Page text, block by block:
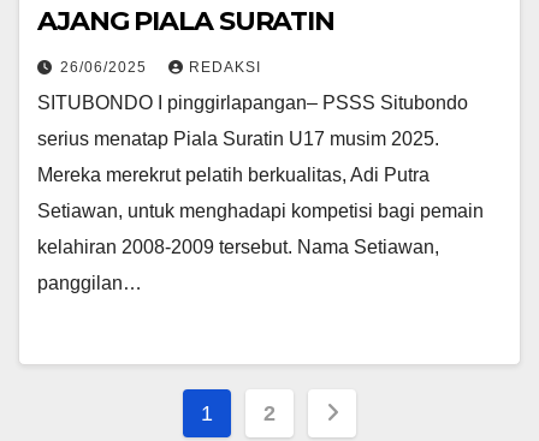
AJANG PIALA SURATIN
26/06/2025 REDAKSI
SITUBONDO I pinggirlapangan– PSSS Situbondo
serius menatap Piala Suratin U17 musim 2025.
Mereka merekrut pelatih berkualitas, Adi Putra
Setiawan, untuk menghadapi kompetisi bagi pemain
kelahiran 2008-2009 tersebut. Nama Setiawan,
panggilan…
Posts
1 2